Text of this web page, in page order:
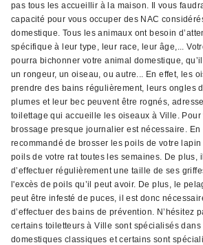
pas tous les accueillir à la maison. Il vous
capacité pour vous occuper des NAC
domestique. Tous les animaux ont besoin
spécifique à leur type, leur race, leur âge,...
pourra bichonner votre animal domestique,
un rongeur, un oiseau, ou autre... En effet, les
prendre des bains régulièrement, leurs ongles
plumes et leur bec peuvent être rognés,
toilettage qui accueille les oiseaux à Ville. Pour
brossage presque journalier est nécessaire. En
recommandé de brosser les poils de votre
poils de votre rat toutes les semaines. De plus,
d’effectuer régulièrement une taille de ses
l'excès de poils qu’il peut avoir. De plus, le
peut être infesté de puces, il est donc
d’effectuer des bains de prévention. N’hésitez
certains toiletteurs à Ville sont spécialisés dans
domestiques classiques et certains sont